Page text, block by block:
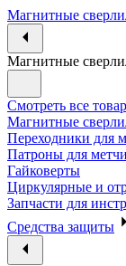
Магнитные
Магнитные
Смотреть все
Магнитные
Переходники для
Патроны для
Гайковерты
Циркулярные и
Запчасти для
Средства защиты